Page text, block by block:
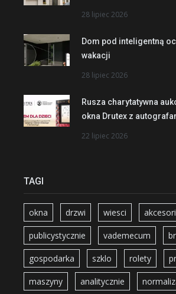
28 lipiec 2026
Dom pod inteligentną
wakacji
28 lipiec 2026
Rusza charytatywna
okna Drutex z
22 lipiec 2026
TAGI
okna drzwi wiesci
publicystycznie vademecum
gospodarka szklo rolety
maszyny analitycznie